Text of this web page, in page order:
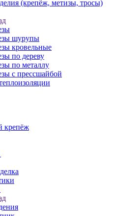
(крепёж, метизы, тросы)
шурупы
кровельные
по дереву
по металлу
с прессшайбой
крепёж